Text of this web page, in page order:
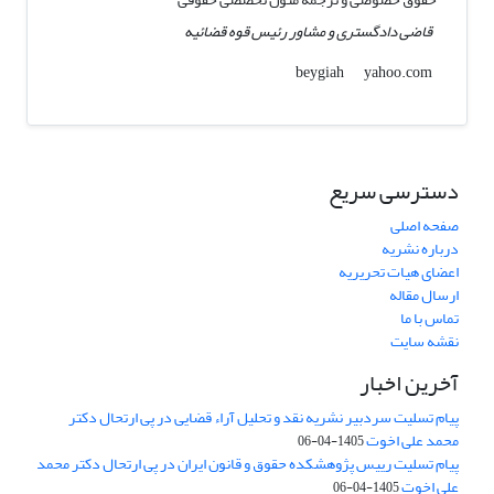
قاضی دادگستری و مشاور رئیس قوه قضائیه
beygiah
yahoo.com
دسترسی سریع
صفحه اصلی
درباره نشریه
اعضای هیات تحریریه
ارسال مقاله
تماس با ما
نقشه سایت
آخرین اخبار
پیام تسلیت سردبیر نشریه نقد و تحلیل آراء قضایی در پی ارتحال دکتر
محمد علی اخوت1405-04-06
پیام تسلیت رییس پژوهشکده حقوق و قانون ایران در پی ارتحال دکتر محمد
علی اخوت1405-04-06